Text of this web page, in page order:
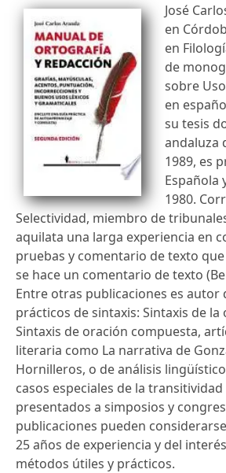
José
en
en
de
sobre
en
su tesis
andaluza
1989, es
Española
1980.
Selectividad, miembro de
aquilata una larga experiencia en
pruebas y comentario de texto
se hace un comentario de texto
Entre otras publicaciones es autor
prácticos de sintaxis: Sintaxis de
Sintaxis de oración compuesta,
literaria como La narrativa de
Hornilleros, o de análisis
casos especiales de la
presentados a simposios y
publicaciones pueden
25 años de experiencia y del
métodos útiles y prácticos.